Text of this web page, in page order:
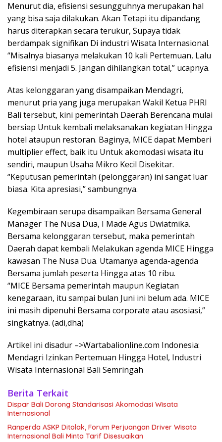
Menurut dia, efisiensi sesungguhnya merupakan hal
yang bisa saja dilakukan. Akan Tetapi itu dipandang
harus diterapkan secara terukur, Supaya tidak
berdampak signifikan Di industri Wisata Internasional.
“Misalnya biasanya melakukan 10 kali Pertemuan, Lalu
efisiensi menjadi 5. Jangan dihilangkan total,” ucapnya.
Atas kelonggaran yang disampaikan Mendagri,
menurut pria yang juga merupakan Wakil Ketua PHRI
Bali tersebut, kini pemerintah Daerah Berencana mulai
bersiap Untuk kembali melaksanakan kegiatan Hingga
hotel ataupun restoran. Baginya, MICE dapat Memberi
multiplier effect, baik itu Untuk akomodasi wisata itu
sendiri, maupun Usaha Mikro Kecil Disekitar.
“Keputusan pemerintah (pelonggaran) ini sangat luar
biasa. Kita apresiasi,” sambungnya.
Kegembiraan serupa disampaikan Bersama General
Manager The Nusa Dua, I Made Agus Dwiatmika.
Bersama kelonggaran tersebut, maka pemerintah
Daerah dapat kembali Melakukan agenda MICE Hingga
kawasan The Nusa Dua. Utamanya agenda-agenda
Bersama jumlah peserta Hingga atas 10 ribu.
“MICE Bersama pemerintah maupun Kegiatan
kenegaraan, itu sampai bulan Juni ini belum ada. MICE
ini masih dipenuhi Bersama corporate atau asosiasi,”
singkatnya. (adi,dha)
Artikel ini disadur –>Wartabalionline.com Indonesia:
Mendagri Izinkan Pertemuan Hingga Hotel, Industri
Wisata Internasional Bali Semringah
Berita Terkait
Dispar Bali Dorong Standarisasi Akomodasi Wisata
Internasional
Ranperda ASKP Ditolak, Forum Perjuangan Driver Wisata
Internasional Bali Minta Tarif Disesuaikan